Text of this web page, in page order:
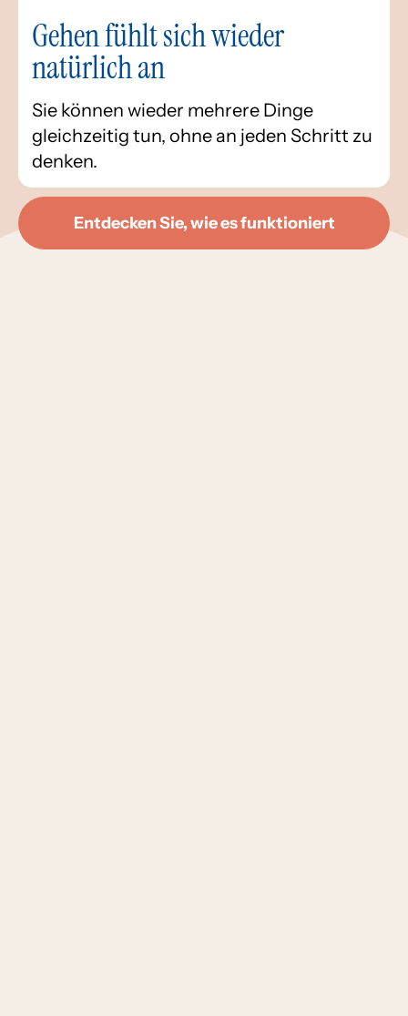
Gehen fühlt sich wieder
natürlich an
Sie können wieder mehrere Dinge
gleichzeitig tun, ohne an jeden Schritt zu
denken.
Entdecken Sie, wie es funktioniert